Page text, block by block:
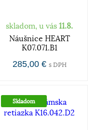
skladom, u vás 11.8.
Náušnice HEART
K07.071.B1
285,00 € s DPH
Skladom